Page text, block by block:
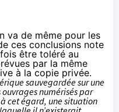
va de même pour les
ces conclusions note
être toléré au
par la même
à la copie privée.
sauvegardée sur une
numérisés par
cet égard, une situation